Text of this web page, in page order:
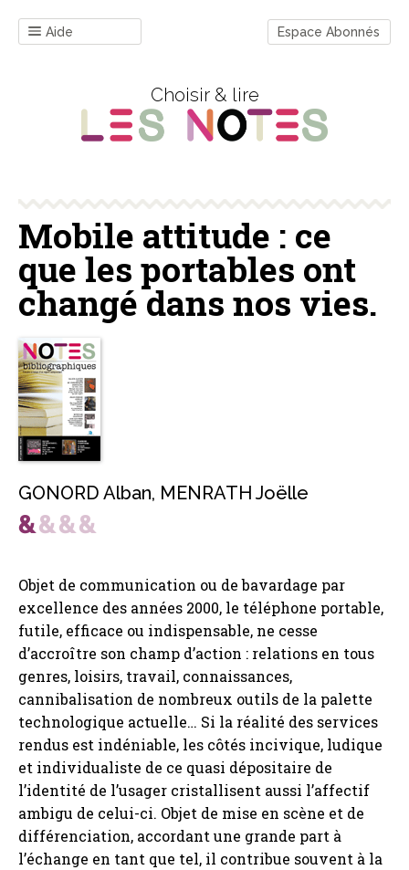
Aide Espace Abonnés
Choisir & lire
Mobile attitude : ce
que les portables ont
changé dans nos vies.
GONORD Alban, MENRATH Joëlle
Objet de communication ou de bavardage par
excellence des années 2000, le téléphone portable,
futile, efficace ou indispensable, ne cesse
d’accroître son champ d’action : relations en tous
genres, loisirs, travail, connaissances,
cannibalisation de nombreux outils de la palette
technologique actuelle… Si la réalité des services
rendus est indéniable, les côtés incivique, ludique
et individualiste de ce quasi dépositaire de
l’identité de l’usager cristallisent aussi l’affectif
ambigu de celui-ci. Objet de mise en scène et de
différenciation, accordant une grande part à
l’échange en tant que tel, il contribue souvent à la